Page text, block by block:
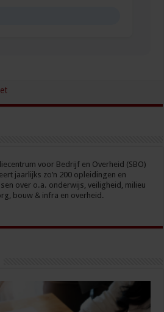
voor Bedrijf en Overheid (SBO)
jaarlijks zo’n 200 opleidingen en
over o.a. onderwijs, veiligheid, milieu
bouw & infra en overheid.